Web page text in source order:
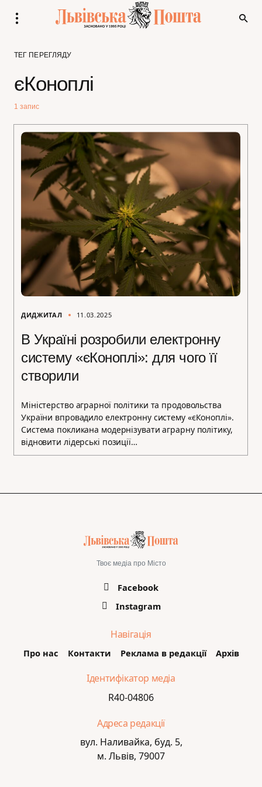
ТЕГ ПЕРЕГЛЯДУ
єКоноплі
1 запис
ДИДЖИТАЛ 11.03.2025
В Україні розробили електронну
систему «єКоноплі»: для чого її
створили
Міністерство аграрної політики та продовольства
України впровадило електронну систему «єКоноплі».
Система покликана модернізувати аграрну політику,
відновити лідерські позиції…
Твоє медіа про Місто
Facebook
Instagram
Навігація
Про нас Контакти Реклама в редакції Архів
Ідентифікатор медіа
R40-04806
Адреса редакції
вул. Наливайка, буд. 5,
м. Львів, 79007